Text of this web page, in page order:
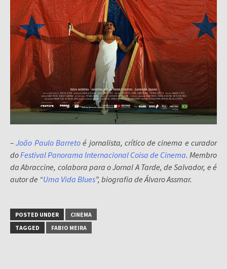
–João Paulo Barretoé jornalista, crítico de cinema e curador
doFestival Panorama Internacional Coisa de Cinema. Membro
da Abraccine, colabora para o Jornal A Tarde, de Salvador, e é
autor de “Uma Vida Blues”, biografia de Álvaro Assmar.
POSTED UNDER
CINEMA
TAGGED
FABIO MEIRA